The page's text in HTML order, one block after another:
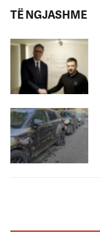
TË NGJASHME